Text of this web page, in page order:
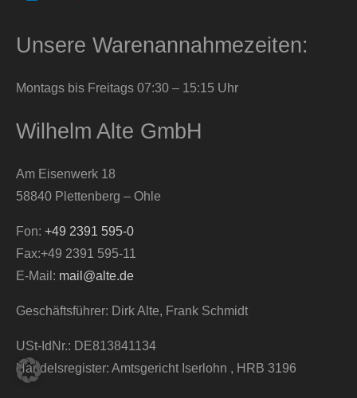
Unsere Warenannahmezeiten:
Montags bis Freitags 07:30 – 15:15 Uhr
Wilhelm Alte GmbH
Am Eisenwerk 18
58840 Plettenberg – Ohle
Fon: +49 2391 595-0
Fax:+49 2391 595-11
E-Mail: mail@alte.de
Geschäftsführer: Dirk Alte, Frank Schmidt
USt-IdNr.: DE813841134
Handelsregister: Amtsgericht Iserlohn , HRB 3196